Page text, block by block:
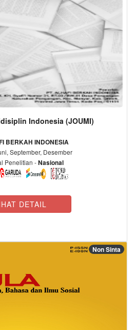
Indonesia (JOUMI)
BERKAH INDONESIA
September, Desember
Penelitian -Nasional
DETAIL
Non Sinta